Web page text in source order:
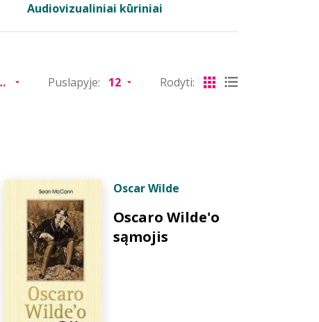
Audiovizualiniai kūriniai
Puslapyje: Rodyti:
Oscar Wilde
Oscaro Wilde'o
sąmojis